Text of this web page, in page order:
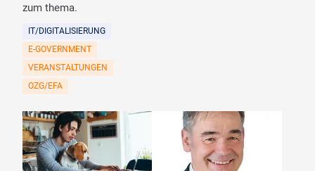
zum thema.
IT/DIGITALISIERUNG
E-GOVERNMENT
VERANSTALTUNGEN
OZG/EFA